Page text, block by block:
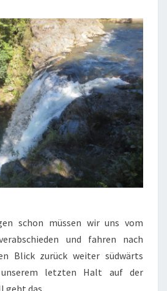
schon müssen wir uns vom
und fahren nach
Blick zurück weiter südwärts
letzten Halt auf der